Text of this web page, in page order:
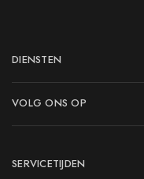
DIENSTEN
VOLG ONS OP
SERVICETIJDEN